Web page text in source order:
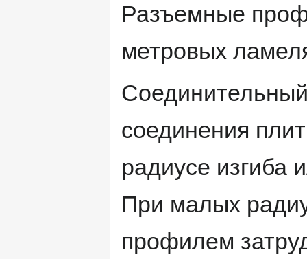
Разъемные
метровых
соединения
радиусе изгиба
При малых
профилем